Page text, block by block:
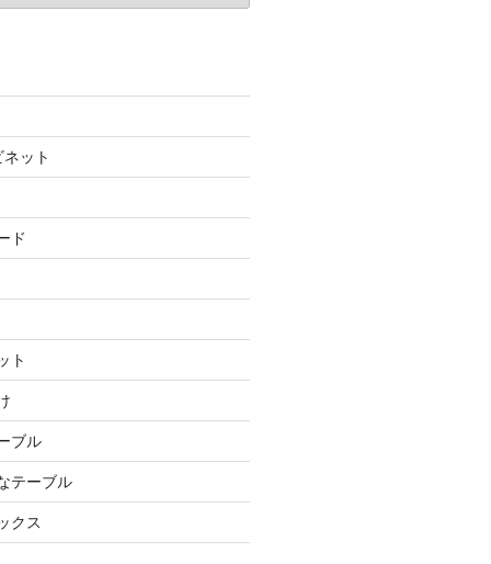
ット
ド
ト
ブル
テーブル
クス